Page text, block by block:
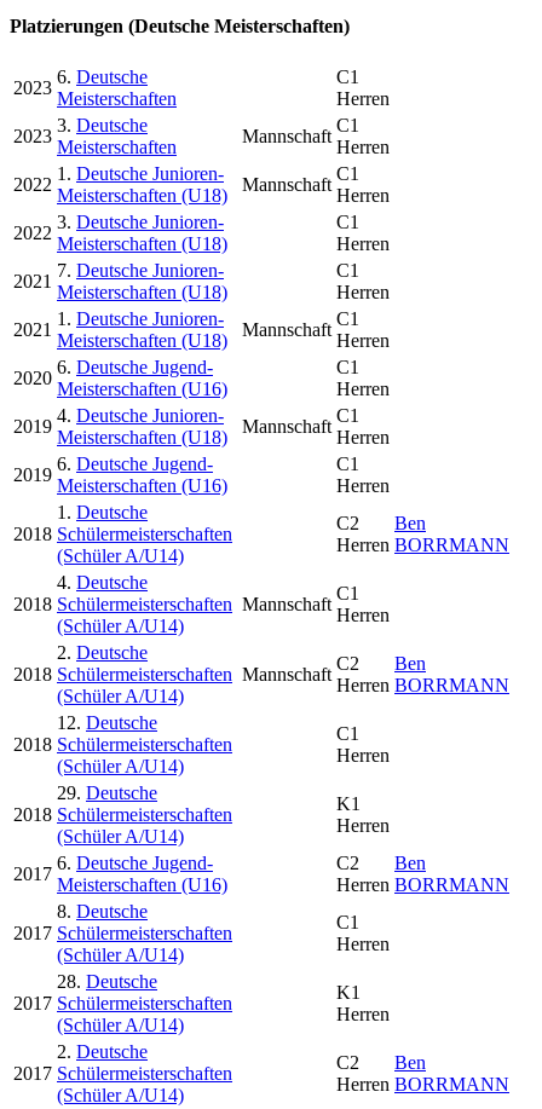
Platzierungen (Deutsche Meisterschaften)
2023
6. Deutsche
Meisterschaften
C1
Herren
2023
3. Deutsche
Meisterschaften
Mannschaft
C1
Herren
2022
1. Deutsche Junioren-
Meisterschaften (U18)
Mannschaft
C1
Herren
2022
3. Deutsche Junioren-
Meisterschaften (U18)
C1
Herren
2021
7. Deutsche Junioren-
Meisterschaften (U18)
C1
Herren
2021
1. Deutsche Junioren-
Meisterschaften (U18)
Mannschaft
C1
Herren
2020
6. Deutsche Jugend-
Meisterschaften (U16)
C1
Herren
2019
4. Deutsche Junioren-
Meisterschaften (U18)
Mannschaft
C1
Herren
2019
6. Deutsche Jugend-
Meisterschaften (U16)
C1
Herren
2018
1. Deutsche
Schülermeisterschaften
(Schüler A/U14)
C2
Herren
Ben
BORRMANN
2018
4. Deutsche
Schülermeisterschaften
(Schüler A/U14)
Mannschaft
C1
Herren
2018
2. Deutsche
Schülermeisterschaften
(Schüler A/U14)
Mannschaft
C2
Herren
Ben
BORRMANN
2018
12. Deutsche
Schülermeisterschaften
(Schüler A/U14)
C1
Herren
2018
29. Deutsche
Schülermeisterschaften
(Schüler A/U14)
K1
Herren
2017
6. Deutsche Jugend-
Meisterschaften (U16)
C2
Herren
Ben
BORRMANN
2017
8. Deutsche
Schülermeisterschaften
(Schüler A/U14)
C1
Herren
2017
28. Deutsche
Schülermeisterschaften
(Schüler A/U14)
K1
Herren
2017
2. Deutsche
Schülermeisterschaften
(Schüler A/U14)
C2
Herren
Ben
BORRMANN